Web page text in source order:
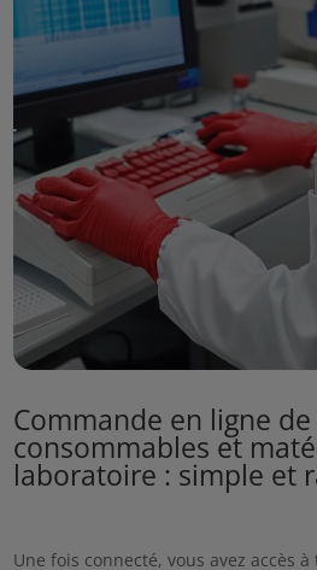
Commande en ligne
consommables et
laboratoire : simple et
Une fois connecté, vous avez accès